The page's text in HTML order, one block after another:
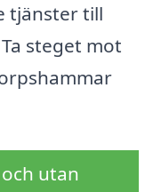
tjänster till
steget mot
utan